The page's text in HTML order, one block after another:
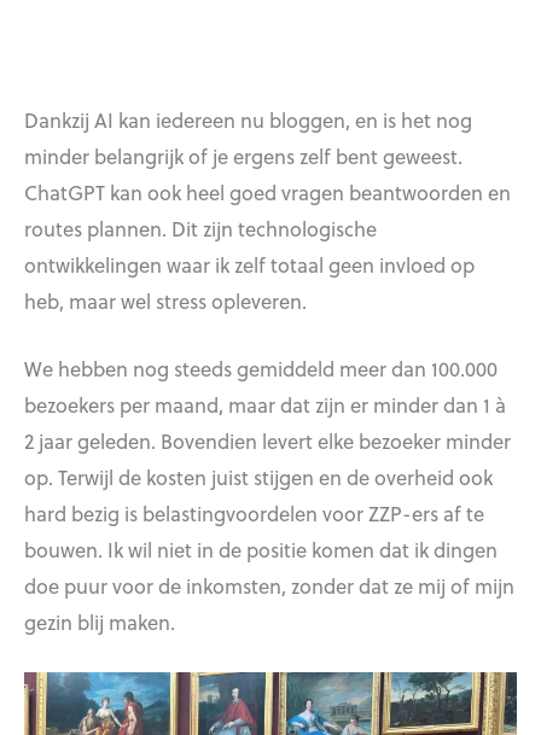
Dankzij AI kan iedereen nu bloggen, en is het nog
minder belangrijk of je ergens zelf bent geweest.
ChatGPT kan ook heel goed vragen beantwoorden en
routes plannen. Dit zijn technologische
ontwikkelingen waar ik zelf totaal geen invloed op
heb, maar wel stress opleveren.
We hebben nog steeds gemiddeld meer dan 100.000
bezoekers per maand, maar dat zijn er minder dan 1 à
2 jaar geleden. Bovendien levert elke bezoeker minder
op. Terwijl de kosten juist stijgen en de overheid ook
hard bezig is belastingvoordelen voor ZZP-ers af te
bouwen. Ik wil niet in de positie komen dat ik dingen
doe puur voor de inkomsten, zonder dat ze mij of mijn
gezin blij maken.